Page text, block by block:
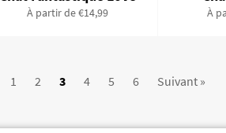
À partir de €14,99 À
1 2 3 4 5 6 Suivant »